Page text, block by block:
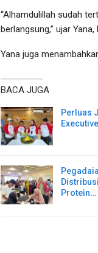
“Alhamdulillah sudah
berlangsung,” ujar
Yana juga
BACA JUGA
Perluas
Protein…